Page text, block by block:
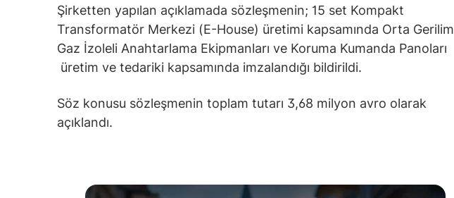
Şirketten yapılan açıklamada sözleşmenin; 15 set Kompakt
Transformatör Merkezi (E-House) üretimi kapsamında Orta Gerilim
Gaz İzoleli Anahtarlama Ekipmanları ve Koruma Kumanda Panoları
üretim ve tedariki kapsamında imzalandığı bildirildi.
Söz konusu sözleşmenin toplam tutarı 3,68 milyon avro olarak
açıklandı.